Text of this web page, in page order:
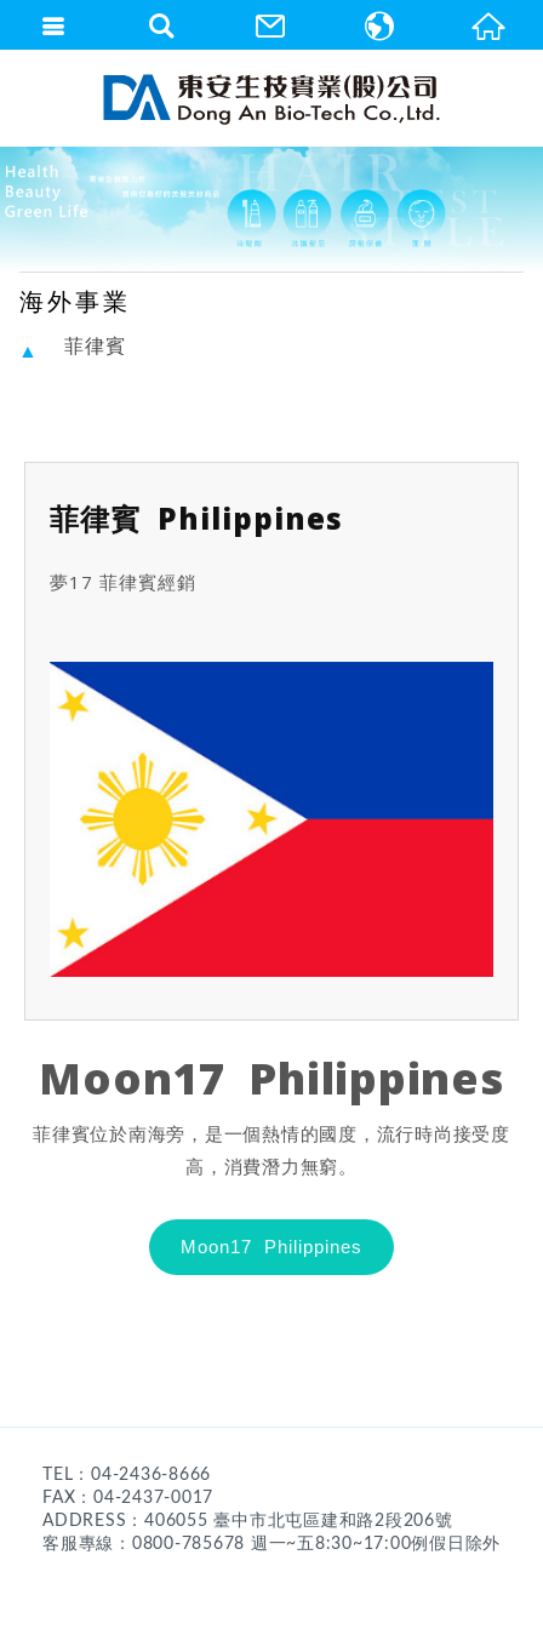
海外事業
菲律賓
菲律賓 Philippines
夢17 菲律賓經銷
Moon17 Philippines
菲律賓位於南海旁，是一個熱情的國度，流行時尚接受度
高，消費潛力無窮。
Moon17 Philippines
TEL：04-2436-8666
FAX：04-2437-0017
ADDRESS：406055 臺中市北屯區建和路2段206號
客服專線：0800-785678 週一~五8:30~17:00例假日除外
繁體中文
English